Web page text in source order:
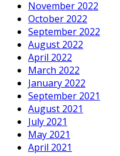
November 2022
October 2022
September 2022
August 2022
April 2022
March 2022
January 2022
September 2021
August 2021
July 2021
May 2021
April 2021